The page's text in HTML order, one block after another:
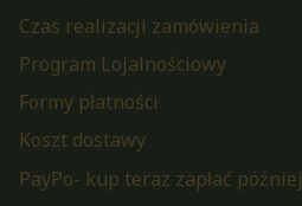
Czas realizacji zamówienia
Program Lojalnościowy
Formy płatności
Koszt dostawy
PayPo- kup teraz zapłać później